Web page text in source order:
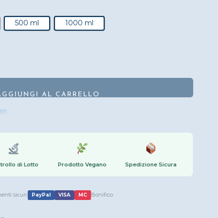
500 ml 1000 ml
AL CARRELLO
di Lotto Prodotto Vegano Spedizione Sicura
sicuri: PayPal VISA MC Bonifico